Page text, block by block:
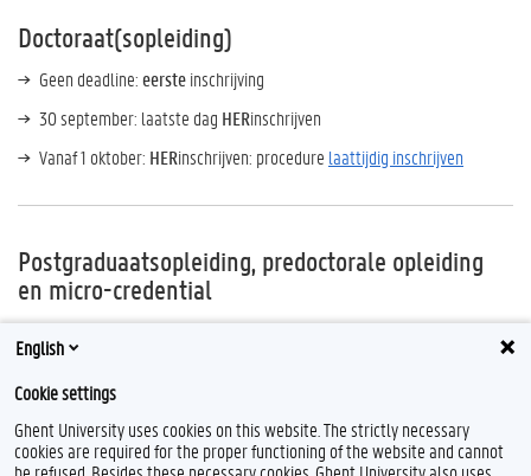
Doctoraat(sopleiding)
Geen deadline:eersteinschrijving
30 september: laatste dag HERinschrijven
Vanaf 1 oktober: HERinschrijven: procedure laattijdig inschrijven
Postgraduaatsopleiding, predoctorale opleiding
en micro-credential
Inschrijvingsperiode bepaald door faculteit
predoctorale opleiding
English
Cookie settings
Ghent University uses cookies on this website. The strictly necessary
cookies are required for the proper functioning of the website and cannot